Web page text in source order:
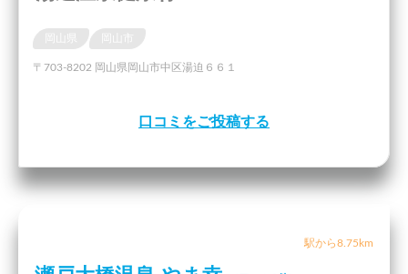
〒703-8202 岡山県岡山市中区湯迫６６１
口コミをご投稿する
駅から8.75km